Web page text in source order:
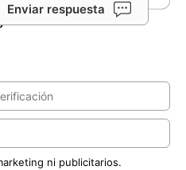
Enviar respuesta
ni publicitarios.